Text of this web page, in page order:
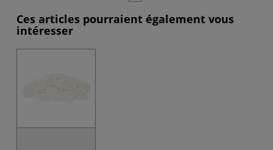
Ces articles pourraient également vous
intéresser